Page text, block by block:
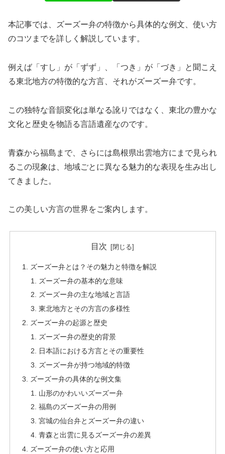
本記事では、ズーズー弁の特徴から具体的な例文、使い方
のコツまでを詳しく解説しています。
例えば「すし」が「ずず」、「つき」が「づき」と聞こえ
る東北地方の特徴的な方言、それがズーズー弁です。
この独特な音韻変化は単なる訛りではなく、東北の豊かな
文化と歴史を物語る言語遺産なのです。
青森から福島まで、さらには島根県出雲地方にまで見られ
るこの現象は、地域ごとに異なる魅力的な表現を生み出し
てきました。
この美しい方言の世界をご案内します。
目次
ズーズー弁とは？その魅力と特徴を解説
ズーズー弁の基本的な意味
ズーズー弁の主な地域と言語
東北地方とその方言の多様性
ズーズー弁の起源と歴史
ズーズー弁の歴史的背景
日本語における方言とその重要性
ズーズー弁が持つ地域的特徴
ズーズー弁の具体的な例文集
山形のかわいいズーズー弁
福島のズーズー弁の用例
宮城の仙台弁とズーズー弁の違い
青森と出雲に見るズーズー弁の差異
ズーズー弁の使い方と応用